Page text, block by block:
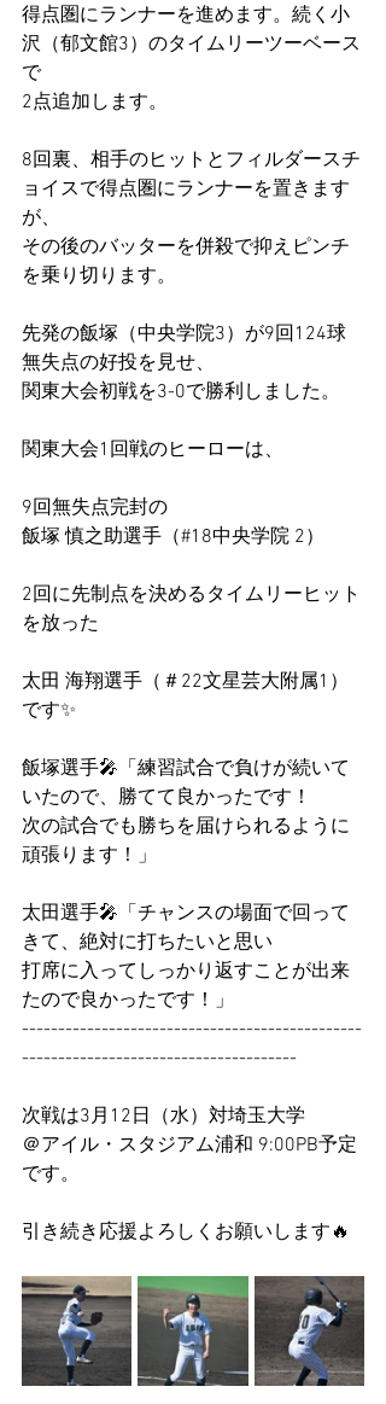
得点圏にランナーを進めます。続く小
沢（郁文館3）のタイムリーツーベース
で
2点追加します。
8回裏、相手のヒットとフィルダースチ
ョイスで得点圏にランナーを置きます
が、
その後のバッターを併殺で抑えピンチ
を乗り切ります。
先発の飯塚（中央学院3）が9回124球
無失点の好投を見せ、
関東大会初戦を3-0で勝利しました。
関東大会1回戦のヒーローは、
9回無失点完封の
飯塚 慎之助選手（#18中央学院 2）
2回に先制点を決めるタイムリーヒット
を放った
太田 海翔選手（＃22文星芸大附属1）
です✨
飯塚選手🎤「練習試合で負けが続いて
いたので、勝てて良かったです！
次の試合でも勝ちを届けられるように
頑張ります！」
太田選手🎤「チャンスの場面で回って
きて、絶対に打ちたいと思い
打席に入ってしっかり返すことが出来
たので良かったです！」
-----------------------------------------------
--------------------------------------
次戦は3月12日（水）対埼玉大学
＠アイル・スタジアム浦和 9:00PB予定
です。
引き続き応援よろしくお願いします🔥